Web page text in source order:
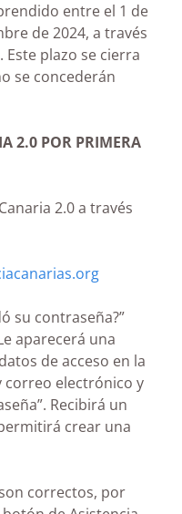
entre el 1 de
de 2024, a través
Este plazo se cierra
se concederán
2.0 POR PRIMERA
2.0 a través
su contraseña?”
aparecerá una
de acceso en la
correo electrónico y
Recibirá un
crear una
correctos, por